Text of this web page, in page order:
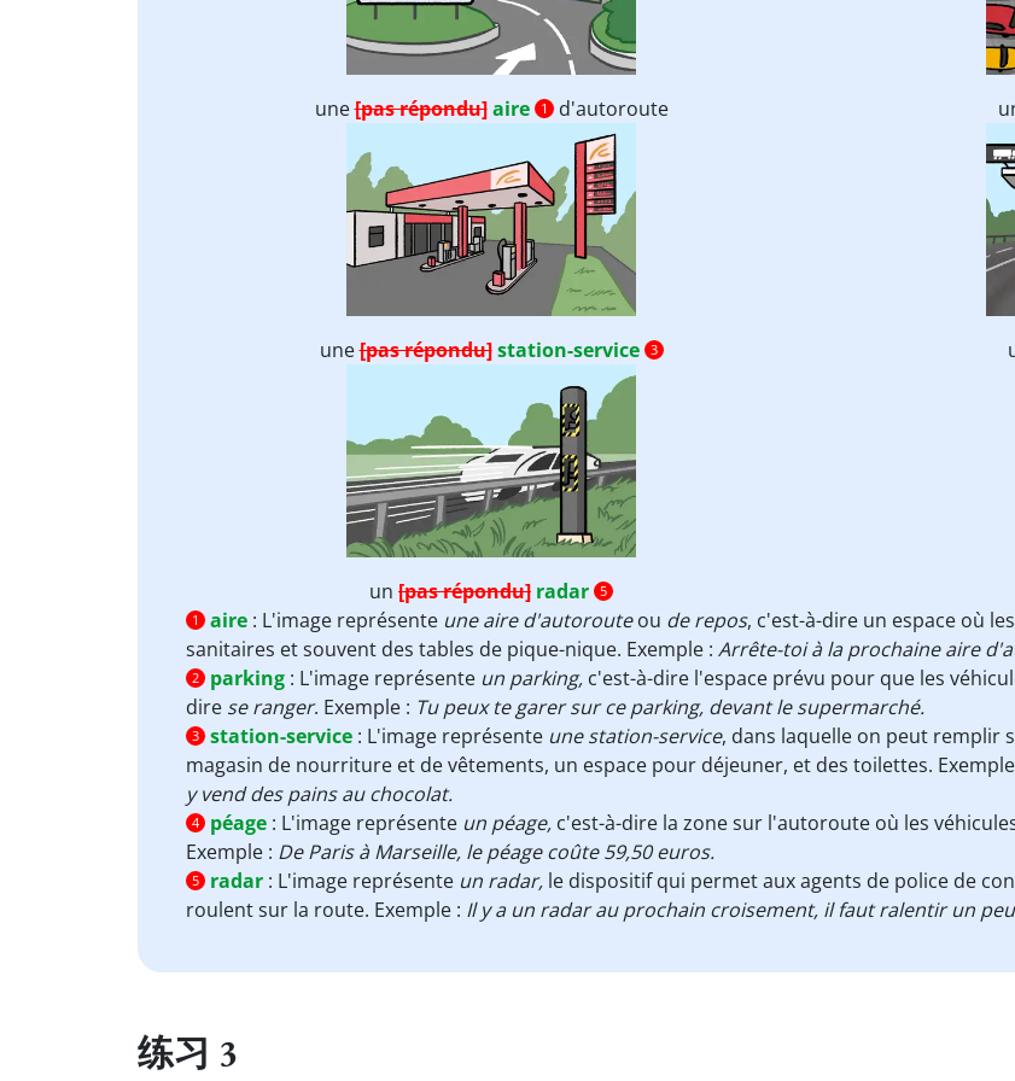
une[pas répondu] aire 1 d'autoroute
une[pas répondu] station-service 3
un [pas répondu] radar 5
1
aire : L'image représente une aire d'autorouteou de repos, c'est-à-dire un espace où
sanitaires et souvent des tables de pique-nique. Exemple : Arrête-toi à la prochaine aire
2 parking : L'image représente un parking, c'est-à-dire l'espace prévu pour que les
dire seranger. Exemple : Tu peux te garer sur ce parking, devant le supermarché.
3 station-service : L'image représente une station-service, dans laquelle on peut remplir
magasin de nourriture et de vêtements, un espace pour déjeuner, et des toilettes.
y vend des pains au chocolat.
4 péage : L'image représente un péage, c'est-à-dire la zone sur l'autoroute où les
Exemple : De Paris à Marseille, le péage coûte 59,50 euros.
5 radar : L'image représente un radar, le dispositif qui permet aux agents de police de
roulent sur la route. Exemple : Il y a un radar au prochain croisement, il faut ralentir un
练习 3